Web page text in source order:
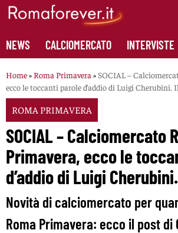
Skip
content
NEWS CALCIOMERCATO INTERVISTE
Home»Roma Primavera »SOCIAL –
ecco le toccanti parole d’addio di Luigi Cherubini.
ROMA PRIMAVERA
SOCIAL – Calciomercato
Primavera, ecco le
d’addio di Luigi
Novità di calciomercato per
Roma Primavera: ecco il post di